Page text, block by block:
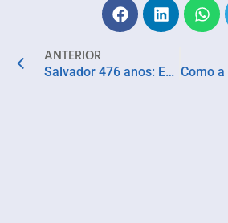
ANTERIOR
Salvador 476 anos: Espetáculo teatral homenageia força e papel da mulher na sociedade